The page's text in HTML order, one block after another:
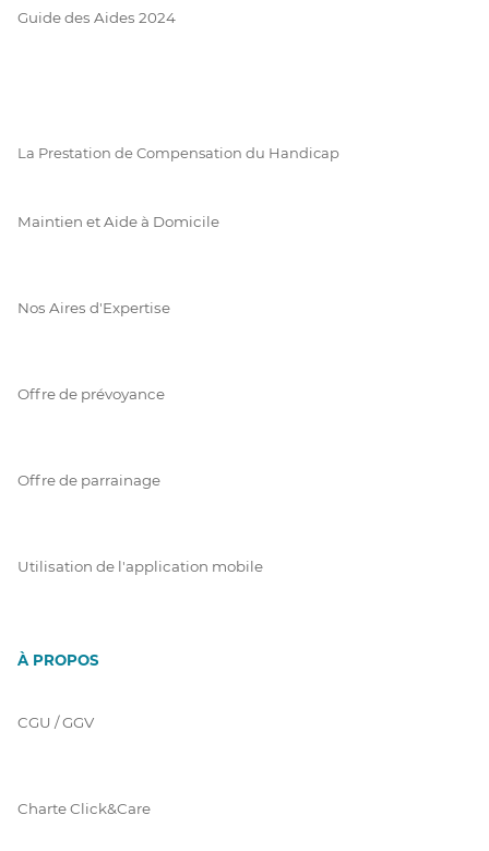
Guide des Aides 2024
La Prestation de Compensation du Handicap
Maintien et Aide à Domicile
Nos Aires d'Expertise
Offre de prévoyance
Offre de parrainage
Utilisation de l'application mobile
À PROPOS
CGU / GGV
Charte Click&Care